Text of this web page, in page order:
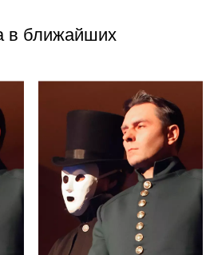
в ближайших